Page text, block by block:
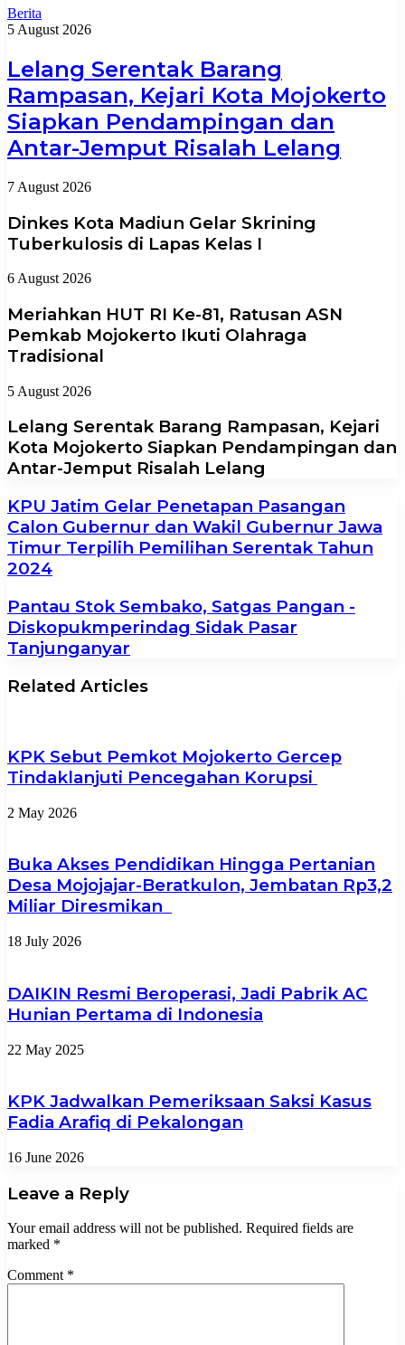
Berita
5 August 2026
Lelang Serentak Barang
Rampasan, Kejari Kota Mojokerto
Siapkan Pendampingan dan
Antar-Jemput Risalah Lelang
7 August 2026
Dinkes Kota Madiun Gelar Skrining
Tuberkulosis di Lapas Kelas I
6 August 2026
Meriahkan HUT RI Ke-81, Ratusan ASN
Pemkab Mojokerto Ikuti Olahraga
Tradisional
5 August 2026
Lelang Serentak Barang Rampasan, Kejari
Kota Mojokerto Siapkan Pendampingan dan
Antar-Jemput Risalah Lelang
KPU Jatim Gelar Penetapan Pasangan
Calon Gubernur dan Wakil Gubernur Jawa
Timur Terpilih Pemilihan Serentak Tahun
2024
Pantau Stok Sembako, Satgas Pangan -
Diskopukmperindag Sidak Pasar
Tanjunganyar
Related Articles
KPK Sebut Pemkot Mojokerto Gercep
Tindaklanjuti Pencegahan Korupsi
2 May 2026
Buka Akses Pendidikan Hingga Pertanian
Desa Mojojajar-Beratkulon, Jembatan Rp3,2
Miliar Diresmikan
18 July 2026
DAIKIN Resmi Beroperasi, Jadi Pabrik AC
Hunian Pertama di Indonesia
22 May 2025
KPK Jadwalkan Pemeriksaan Saksi Kasus
Fadia Arafiq di Pekalongan
16 June 2026
Leave a Reply
Your email address will not be published. Required fields are
marked *
Comment *